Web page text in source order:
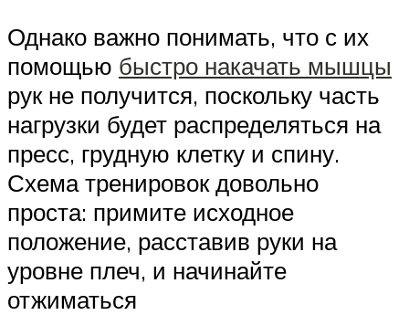
Однако важно понимать, что с их
помощью быстро накачать мышцы
рук не получится, поскольку часть
нагрузки будет распределяться на
пресс, грудную клетку и спину.
Схема тренировок довольно
проста: примите исходное
положение, расставив руки на
уровне плеч, и начинайте
отжиматься